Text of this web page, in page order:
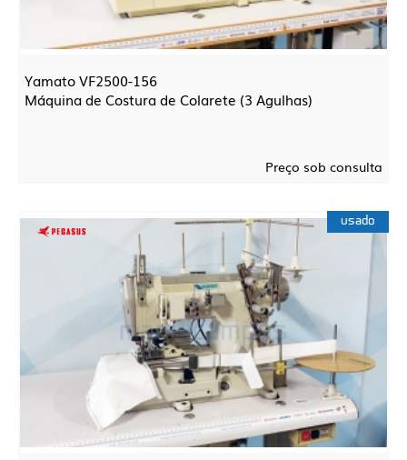
Yamato VF2500-156
Máquina de Costura de Colarete (3 Agulhas)
Preço sob consulta
usado